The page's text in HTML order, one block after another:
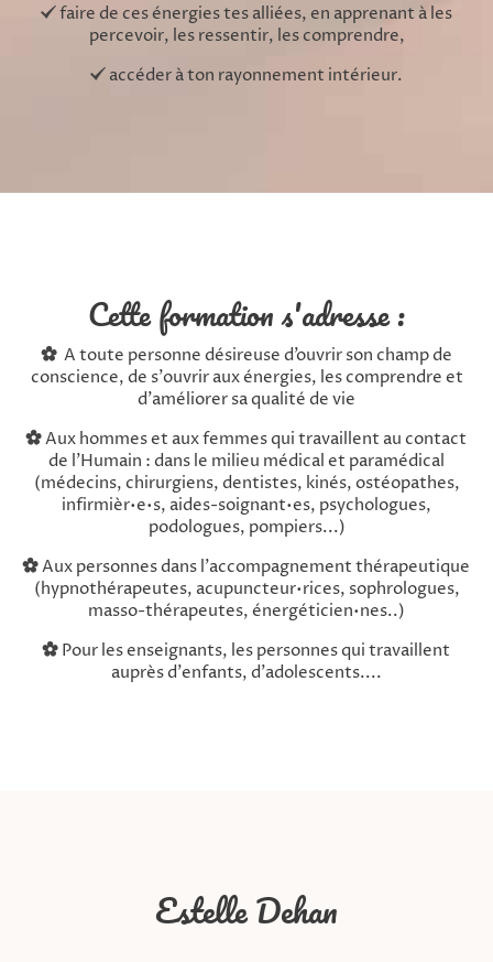
faire de ces énergies tes alliées, en apprenant à les
percevoir, les ressentir, les comprendre,
accéder à ton rayonnement intérieur.
Cette formation s'adresse :
A toute personne désireuse d’ouvrir son champ de
conscience, de s'ouvrir aux énergies, les comprendre et
d'améliorer sa qualité de vie
Aux hommes et aux femmes qui travaillent au contact
de l'Humain : dans le milieu médical et paramédical
(médecins, chirurgiens, dentistes, kinés, ostéopathes,
infirmièr•e•s, aides-soignant•es, psychologues,
podologues, pompiers...)
Aux personnes dans l'accompagnement thérapeutique
(hypnothérapeutes, acupuncteur•rices, sophrologues,
masso-thérapeutes, énergéticien•nes..)
Pour les enseignants, les personnes qui travaillent
auprès d'enfants, d'adolescents....
Estelle Dehan